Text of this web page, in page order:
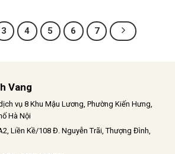
3 4 5 6 7
Vang
vụ 8 Khu Mậu Lương, Phường Kiến Hưng,
Hà Nội
Liền Kề/108 Đ. Nguyễn Trãi, Thượng Đình,